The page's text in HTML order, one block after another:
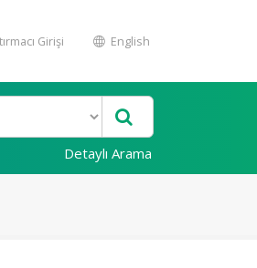
Girişi English
Detaylı Arama